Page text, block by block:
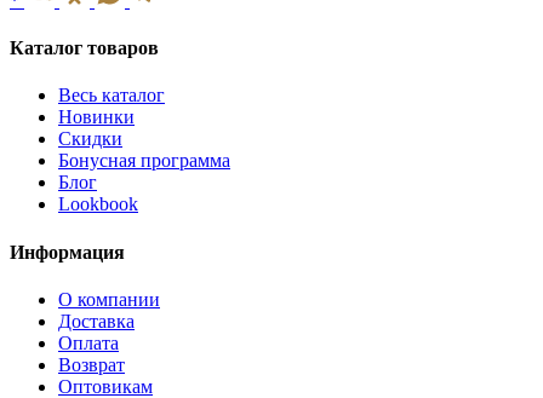
Каталог товаров
Весь каталог
Новинки
Скидки
Бонусная программа
Блог
Lookbook
Информация
О компании
Доставка
Оплата
Возврат
Оптовикам